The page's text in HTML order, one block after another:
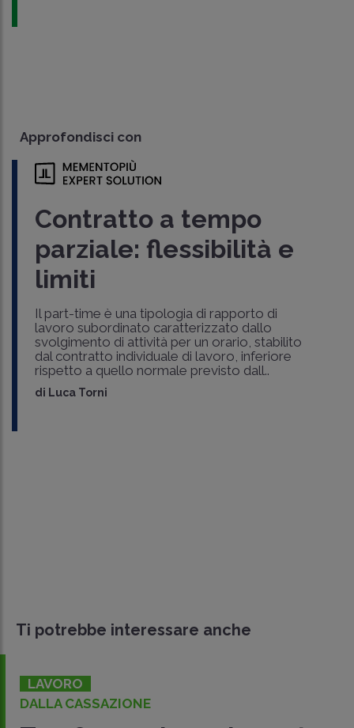
Approfondisci con
Contratto a tempo
parziale: flessibilità e
limiti
Il part-time è una tipologia di rapporto di
lavoro subordinato caratterizzato dallo
svolgimento di attività per un orario, stabilito
dal contratto individuale di lavoro, inferiore
rispetto a quello normale previsto dall..
di Luca Torni
Ti potrebbe interessare anche
LAVORO
DALLA CASSAZIONE